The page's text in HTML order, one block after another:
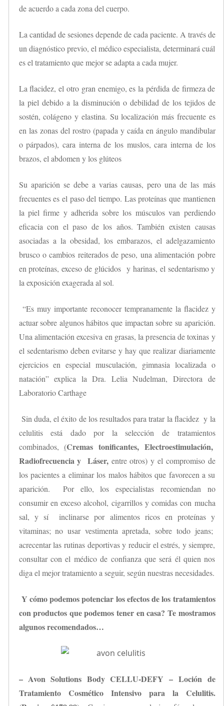
de acuerdo a cada zona del cuerpo.
La cantidad de sesiones depende de cada paciente. A través de
un diagnóstico previo, el médico especialista, determinará cuál
es el tratamiento que mejor se adapta a cada mujer.
La flacidez, el otro gran enemigo, es la pérdida de firmeza de
la piel debido a la disminución o debilidad de los tejidos de
sostén, colágeno y elastina. Su localización más frecuente es
en las zonas del rostro (papada y caída en ángulo mandibular
o párpados), cara interna de los muslos, cara interna de los
brazos, el abdomen y los glúteos
Su aparición se debe a varias causas, pero una de las más
frecuentes es el paso del tiempo. Las proteínas que mantienen
la piel firme y adherida sobre los músculos van perdiendo
eficacia con el paso de los años. También existen causas
asociadas a la obesidad, los embarazos, el adelgazamiento
brusco o cambios reiterados de peso, una alimentación pobre
en proteínas, exceso de glúcidos y harinas, el sedentarismo y
la exposición exagerada al sol.
“Es muy importante reconocer tempranamente la flacidez y
actuar sobre algunos hábitos que impactan sobre su aparición.
Una alimentación excesiva en grasas, la presencia de toxinas y
el sedentarismo deben evitarse y hay que realizar diariamente
ejercicios en especial musculación, gimnasia localizada o
natación” explica la Dra. Lelia Nudelman, Directora de
Laboratorio Carthage
Sin duda, el éxito de los resultados para tratar la flacidez y la
celulitis está dado por la selección de tratamientos
combinados,(Cremas tonificantes, Electroestimulación,
Radiofrecuencia y Láser,entre otros) y el compromiso de
los pacientes a eliminar los malos hábitos que favorecen a su
aparición. Por ello, los especialistas recomiendan no
consumir en exceso alcohol, cigarrillos y comidas con mucha
sal, y sí inclinarse por alimentos ricos en proteínas y
vitaminas; no usar vestimenta apretada, sobre todo jeans;
acrecentar las rutinas deportivas y reducir el estrés, y siempre,
consultar con el médico de confianza que será él quien nos
diga el mejor tratamiento a seguir, según nuestras necesidades.
Y cómo podemos potenciar los efectos de los tratamientos
con productos que podemos tener en casa? Te mostramos
algunos recomendados…
– Avon Solutions Body CELLU-DEFY – Loción de
Tratamiento Cosmético Intensivo para la Celulitis.